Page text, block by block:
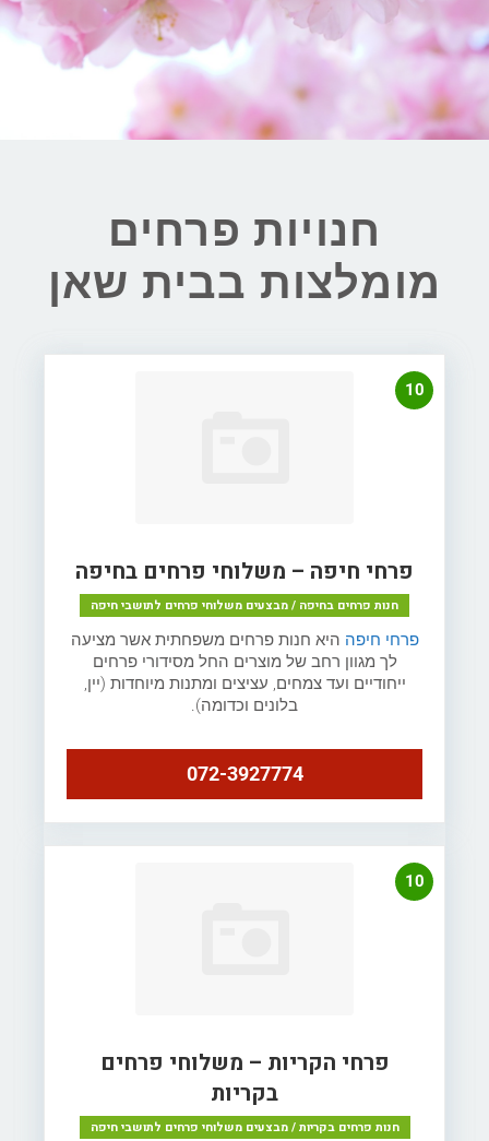
חנויות פרחים
מומלצות בבית שאן
10
פרחי חיפה – משלוחי פרחים בחיפה
חנות פרחים בחיפה / מבצעים משלוחי פרחים לתושבי חיפה
פרחי חיפה היא חנות פרחים משפחתית אשר מציעה
לך מגוון רחב של מוצרים החל מסידורי פרחים
ייחודיים ועד צמחים, עציצים ומתנות מיוחדות (יין,
בלונים וכדומה).
072-3927774
10
פרחי הקריות – משלוחי פרחים
בקריות
חנות פרחים בקריות / מבצעים משלוחי פרחים לתושבי חיפה